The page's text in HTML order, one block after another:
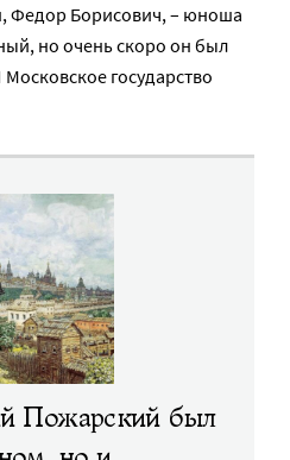
Федор Борисович, – юноша
но очень скоро он был
государство
Пожарский был